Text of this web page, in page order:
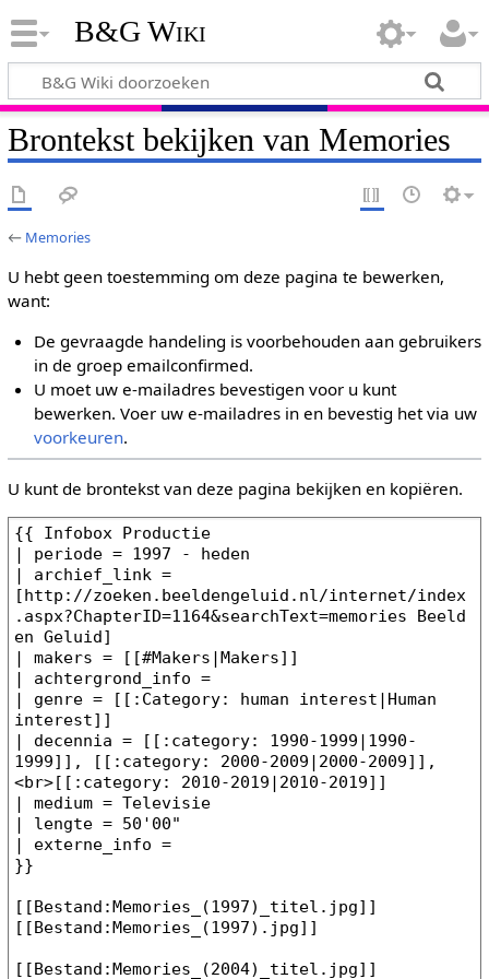
B&G Wiki
Brontekst bekijken van Memories
← Memories
U hebt geen toestemming om deze pagina te bewerken,
want:
De gevraagde handeling is voorbehouden aan gebruikers
in de groep emailconfirmed.
U moet uw e-mailadres bevestigen voor u kunt
bewerken. Voer uw e-mailadres in en bevestig het via uw
voorkeuren.
U kunt de brontekst van deze pagina bekijken en kopiëren.